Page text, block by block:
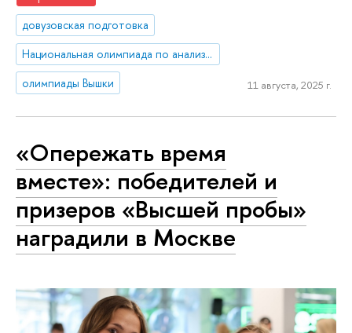
довузовская подготовка
Национальная олимпиада по анализу данных «DANO»
олимпиады Вышки
11 августа, 2025 г.
«Опережать время
вместе»: победителей и
призеров «Высшей пробы»
наградили в Москве